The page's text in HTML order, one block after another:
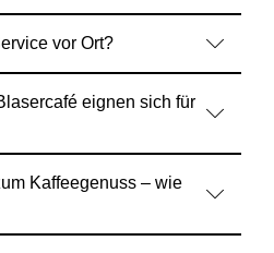
vor Ort?
eignen sich für
Kaffeegenuss – wie